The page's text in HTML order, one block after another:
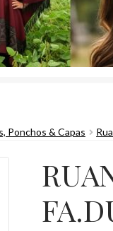
Ponchos & Capas